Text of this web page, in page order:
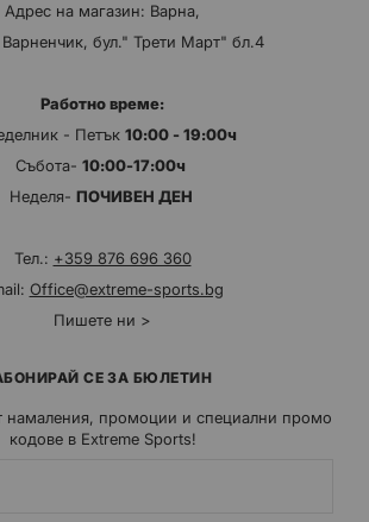
Адрес на магазин: Варна,
бул." Трети Март" бл.4
Работно време:
- Петък 10:00 - 19:00ч
Събота- 10:00-17:00ч
Неделя- ПОЧИВЕН ДЕН
Тел.: +359 876 696 360
Office@extreme-sports.bg
Пишете ни >
СЕ ЗА БЮЛЕТИН
намаления, промоции и специални промо
кодове в Extreme Sports!